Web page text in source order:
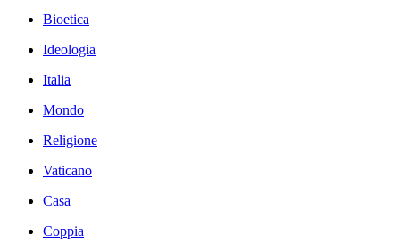
Bioetica
Ideologia
Italia
Mondo
Religione
Vaticano
Casa
Coppia